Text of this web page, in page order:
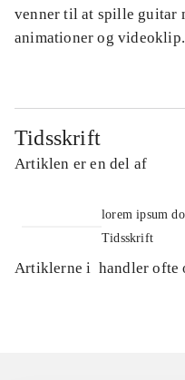
venner til at spille guitar
animationer og videoklip.
Tidsskrift
Artiklen er en del af
lorem ipsum
Tidsskrift
Artiklerne i handler ofte